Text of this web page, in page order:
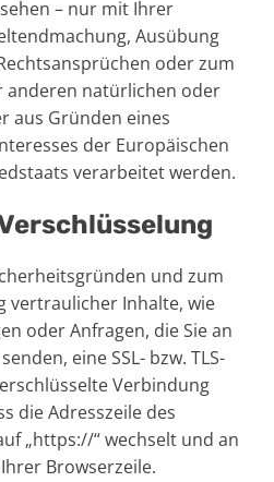
– nur mit Ihrer
Ausübung
oder zum
anderen natürlichen oder
aus Gründen eines
der Europäischen
verarbeitet werden.
und zum
vertraulicher Inhalte, wie
oder Anfragen, die Sie an
eine SSL- bzw. TLS-
Verbindung
die Adresszeile des
„https://“ wechselt und an
Browserzeile.